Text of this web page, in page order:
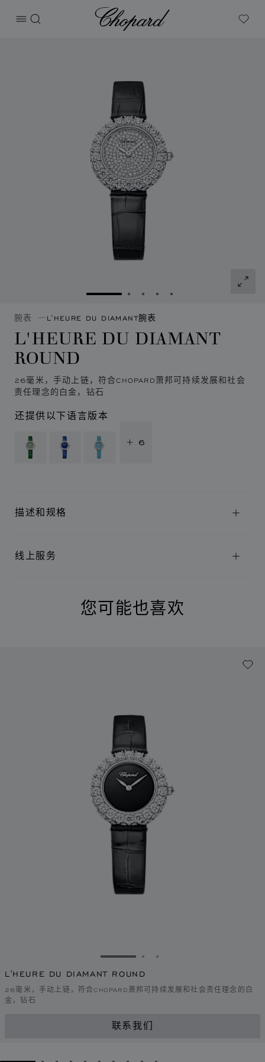
打开菜单
搜索
Chopard
My
转到幻灯片 1转到幻灯片 2
转到幻灯片 3
转到幻灯片 4
转到幻灯片 5
腕表 L'HEURE DU DIAMANT腕表
L'HEURE DU DIAMANT
ROUND
26毫米，手动上链，符合CHOPARD萧邦可持续发展和社会
责任理念的白金，钻石
还提供以下语言版本
+ 6
描述和规格
线上服务
您可能也喜欢
转到幻灯片 1转到幻灯片 2
转到幻灯片 3
L'HEURE DU DIAMANT ROUND
26毫米，手动上链，符合CHOPARD萧邦可持续发展和社会责任理念的白
金，钻石
联系我们